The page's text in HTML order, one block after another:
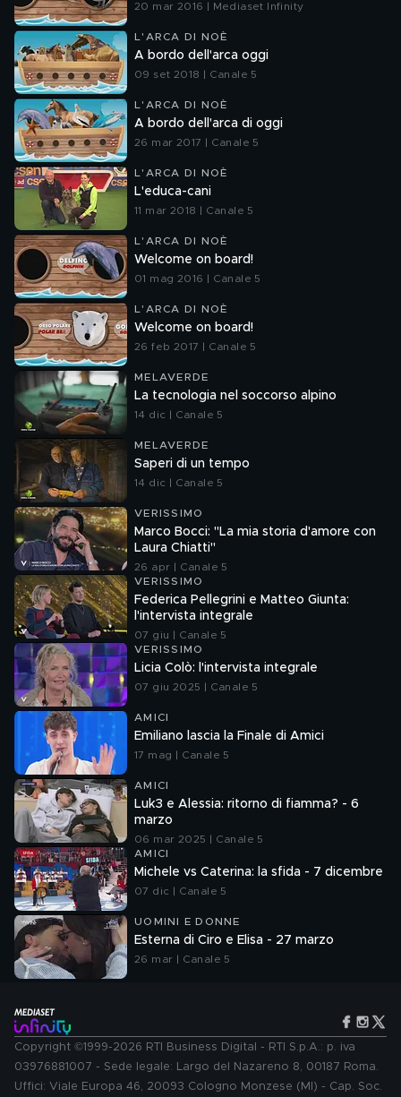
20 mar 2016 | Mediaset Infinity
L'ARCA DI NOÈ
A bordo dell'arca oggi
09 set 2018 | Canale 5
L'ARCA DI NOÈ
A bordo dell'arca di oggi
26 mar 2017 | Canale 5
L'ARCA DI NOÈ
L'educa-cani
11 mar 2018 | Canale 5
L'ARCA DI NOÈ
Welcome on board!
01 mag 2016 | Canale 5
L'ARCA DI NOÈ
Welcome on board!
26 feb 2017 | Canale 5
MELAVERDE
La tecnologia nel soccorso alpino
14 dic | Canale 5
MELAVERDE
Saperi di un tempo
14 dic | Canale 5
VERISSIMO
Marco Bocci: "La mia storia d'amore con
Laura Chiatti"
26 apr | Canale 5
VERISSIMO
Federica Pellegrini e Matteo Giunta:
l'intervista integrale
07 giu | Canale 5
VERISSIMO
Licia Colò: l'intervista integrale
07 giu 2025 | Canale 5
AMICI
Emiliano lascia la Finale di Amici
17 mag | Canale 5
AMICI
Luk3 e Alessia: ritorno di fiamma? - 6
marzo
06 mar 2025 | Canale 5
AMICI
Michele vs Caterina: la sfida - 7 dicembre
07 dic | Canale 5
UOMINI E DONNE
Esterna di Ciro e Elisa - 27 marzo
26 mar | Canale 5
Copyright ©1999-2026 RTI Business Digital - RTI S.p.A.: p. iva
03976881007 - Sede legale: Largo del Nazareno 8, 00187 Roma.
Uffici: Viale Europa 46, 20093 Cologno Monzese (MI) - Cap. Soc.